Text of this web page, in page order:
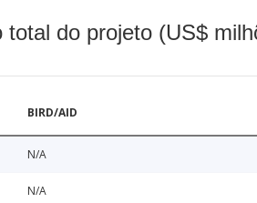
total do projeto (US$
BIRD/AID
N/A
N/A